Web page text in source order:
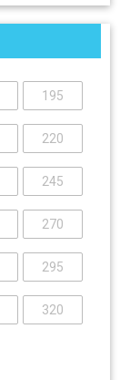
195
220
245
270
295
320